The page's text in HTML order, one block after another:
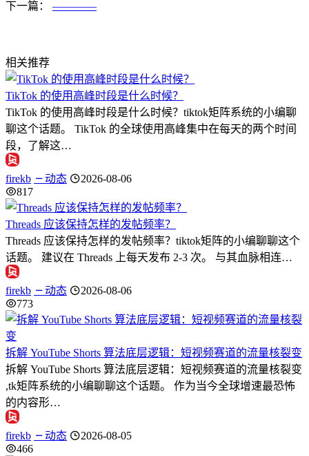
下一篇： ————
相关推荐
TikTok 的使用高峰时段是什么时候？
TikTok 的使用高峰时段是什么时候？tiktok矩阵系统的小编聊
聊这个话题。 TikTok 的全球使用高峰集中在每天的两个时间
段，了解这…
firekb 动态
2026-08-06
817
Threads 应该保持怎样的发帖频率？
Threads 应该保持怎样的发帖频率？tiktok矩阵的小编聊聊这个
话题。 建议在 Threads 上每天发布 2-3 次。 与其血脉相连…
firekb 动态
2026-08-06
773
拆解 YouTube Shorts 算法底层逻辑：短视频赛道的流量核裂变
拆解 YouTube Shorts 算法底层逻辑：短视频赛道的流量核裂变
,tk矩阵系统的小编聊聊这个话题。 作为当今全球增速最恐怖
的内容形…
firekb 动态
2026-08-05
466